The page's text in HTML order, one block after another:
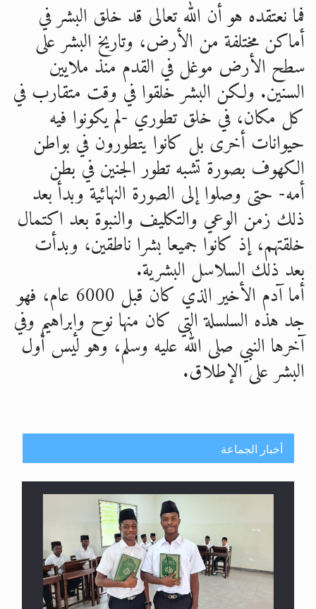
فما نعتقده هو أن الله تعالى قد خلق البشر في
أماكن مختلفة من الأرض، وتاريخ البشر على
سطح الأرض موغل في القدم منذ ملايين
السنين. ولكن البشر خلقوا في وقت متقارب في
كل مكان، في خلق تطوري -لم يكونوا فيه
حيوانات أخرى بل كانوا يتطورون في بواطن
الكهوف بصورة تشبه تطور الجنين في بطن
أمه- حتى وصلوا إلى الصورة النهائية وبدأ بعد
ذلك زمن الوعي والتكليف والنبوة بعد اكتمال
خلقتهم، إذ كانوا جميعا بشرا ناطقين، وبدأت
بعد ذلك السلاسل البشرية.
أما آدم الأخير الذي كان قبل 6000 عام، فهو
جد هذه السلسلة التي كان منها نوح وإبراهيم وفي
آخرها النبي صلى الله عليه وسلم، وهو ليس أول
البشر على الإطلاق.
أخبار الجماعة